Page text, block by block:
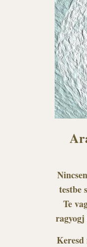
testbe
Te
ragyogj
Keresd